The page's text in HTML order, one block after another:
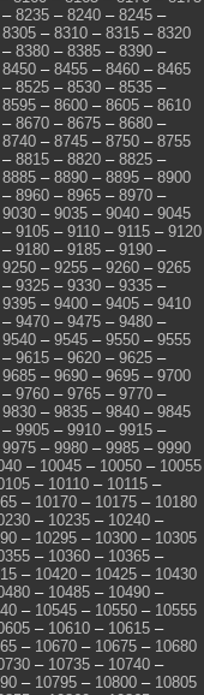
– 8235 – 8240 – 8245 –
8305 – 8310 – 8315 – 8320
– 8380 – 8385 – 8390 –
8450 – 8455 – 8460 – 8465
– 8525 – 8530 – 8535 –
8595 – 8600 – 8605 – 8610
– 8670 – 8675 – 8680 –
8740 – 8745 – 8750 – 8755
– 8815 – 8820 – 8825 –
8885 – 8890 – 8895 – 8900
– 8960 – 8965 – 8970 –
9030 – 9035 – 9040 – 9045
– 9105 – 9110 – 9115 – 9120
– 9180 – 9185 – 9190 –
9250 – 9255 – 9260 – 9265
– 9325 – 9330 – 9335 –
9395 – 9400 – 9405 – 9410
– 9470 – 9475 – 9480 –
9540 – 9545 – 9550 – 9555
– 9615 – 9620 – 9625 –
9685 – 9690 – 9695 – 9700
– 9760 – 9765 – 9770 –
9830 – 9835 – 9840 – 9845
– 9905 – 9910 – 9915 –
9975 – 9980 – 9985 – 9990
– 10045 – 10050 – 10055
– 10110 – 10115 –
– 10170 – 10175 – 10180
– 10235 – 10240 –
– 10295 – 10300 – 10305
– 10360 – 10365 –
– 10420 – 10425 – 10430
– 10485 – 10490 –
– 10545 – 10550 – 10555
– 10610 – 10615 –
– 10670 – 10675 – 10680
– 10735 – 10740 –
– 10795 – 10800 – 10805